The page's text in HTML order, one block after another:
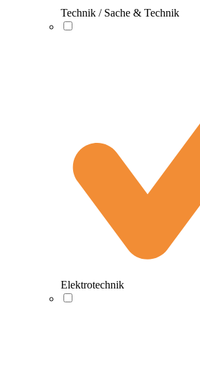
Technik / Sache & Technik
Elektrotechnik